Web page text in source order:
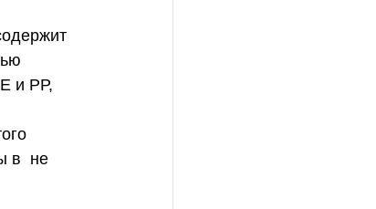
и РР,
в  не